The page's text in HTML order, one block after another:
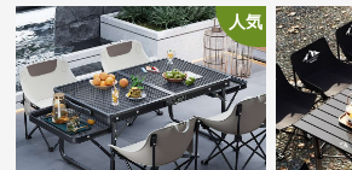
人気